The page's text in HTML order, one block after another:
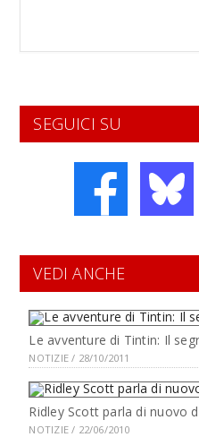
SEGUICI SU
VEDI ANCHE
Le avventure di Tintin: Il
NOTIZIE / 28/10/2011
Ridley Scott parla di nuovo
NOTIZIE / 22/06/2010